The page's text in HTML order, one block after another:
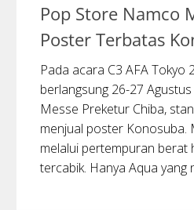
Pop Store Namco
Poster Terbatas
Pada acara C3 AFA Tokyo
berlangsung 26-27
Messe Preketur Chiba,
menjual poster Konosuba.
melalui pertempuran berat
tercabik. Hanya Aqua yang